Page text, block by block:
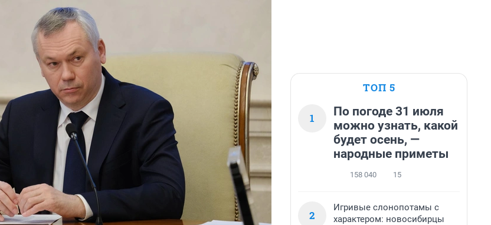
ТОП 5
1
По погоде 31 июля
можно узнать, какой
будет осень, —
народные приметы
158 040 15
2
Игривые слонопотамы с
характером: новосибирцы